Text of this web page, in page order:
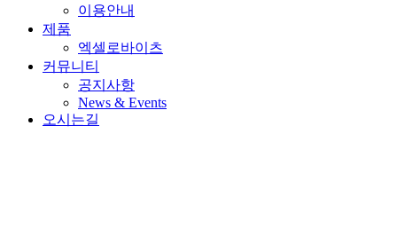
이용안내
제품
엑셀로바이츠
커뮤니티
공지사항
News & Events
오시는길